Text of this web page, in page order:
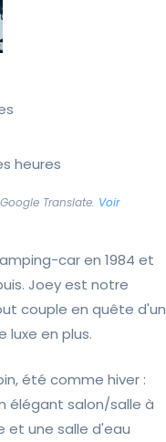
heures
Translate. Voir
car en 1984 et
Joey est notre
couple en quête d'un
en plus.
été comme hiver :
élégant salon/salle à
et une salle d'eau